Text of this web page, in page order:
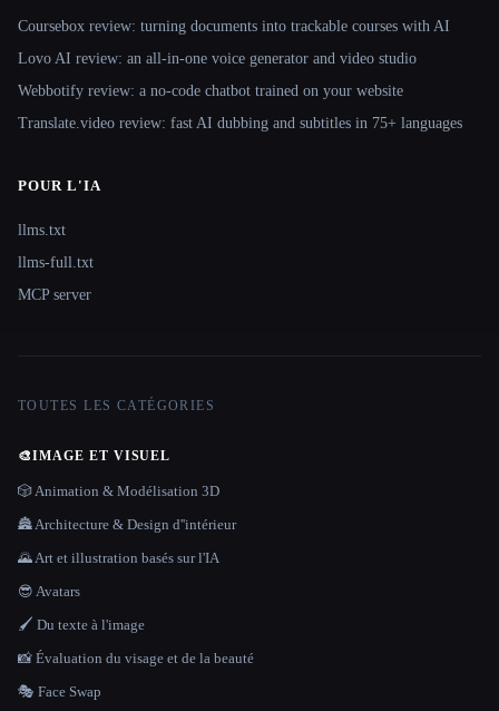
Coursebox review: turning documents into trackable courses with AI
Lovo AI review: an all-in-one voice generator and video studio
Webbotify review: a no-code chatbot trained on your website
Translate.video review: fast AI dubbing and subtitles in 75+ languages
POUR L'IA
llms.txt
llms-full.txt
MCP server
TOUTES LES CATÉGORIES
🎨IMAGE ET VISUEL
🎲 Animation & Modélisation 3D
🏯 Architecture & Design d''intérieur
🌄 Art et illustration basés sur l'IA
😎 Avatars
🖌️ Du texte à l'image
📸 Évaluation du visage et de la beauté
🎭 Face Swap